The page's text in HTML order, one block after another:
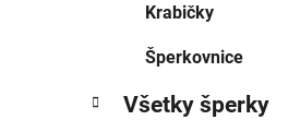
Krabičky
Šperkovnice
Všetky šperky